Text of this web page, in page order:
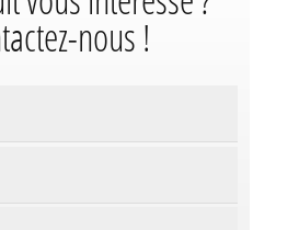
nous !